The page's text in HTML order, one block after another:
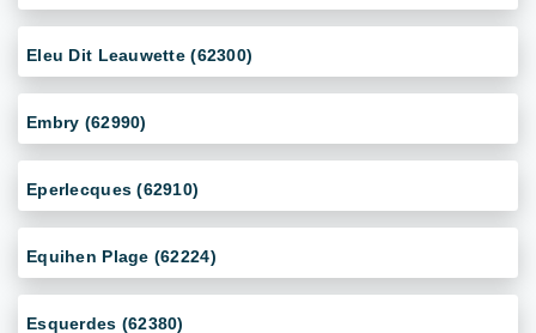
Eleu Dit Leauwette (62300)
Embry (62990)
Eperlecques (62910)
Equihen Plage (62224)
Esquerdes (62380)